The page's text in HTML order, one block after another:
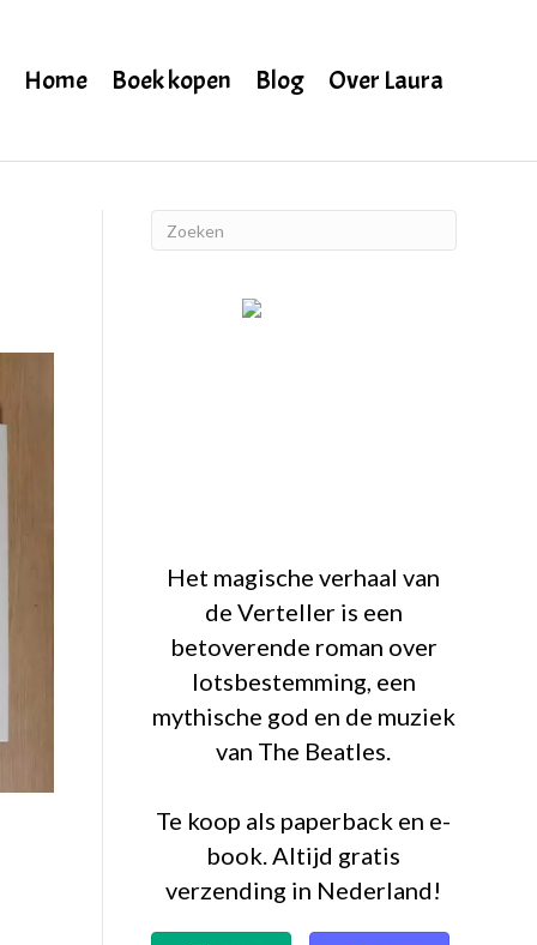
Home Boek kopen Blog Over Laura
Het magische verhaal van
de Verteller is een
betoverende roman over
lotsbestemming, een
mythische god en de muziek
van The Beatles.
Te koop als paperback en e-
book. Altijd gratis
verzending in Nederland!